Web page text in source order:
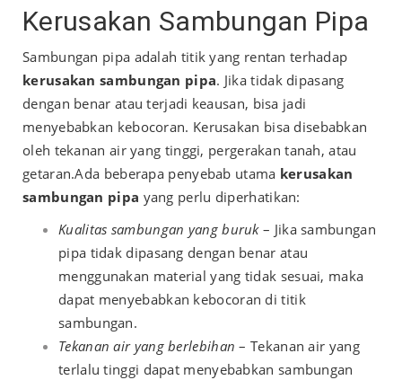
Kerusakan Sambungan Pipa
Sambungan pipa adalah titik yang rentan terhadap
kerusakan sambungan pipa. Jika tidak dipasang
dengan benar atau terjadi keausan, bisa jadi
menyebabkan kebocoran. Kerusakan bisa disebabkan
oleh tekanan air yang tinggi, pergerakan tanah, atau
getaran.Ada beberapa penyebab utama kerusakan
sambungan pipa yang perlu diperhatikan:
Kualitas sambungan yang buruk– Jika sambungan
pipa tidak dipasang dengan benar atau
menggunakan material yang tidak sesuai, maka
dapat menyebabkan kebocoran di titik
sambungan.
Tekanan air yang berlebihan – Tekanan air yang
terlalu tinggi dapat menyebabkan sambungan